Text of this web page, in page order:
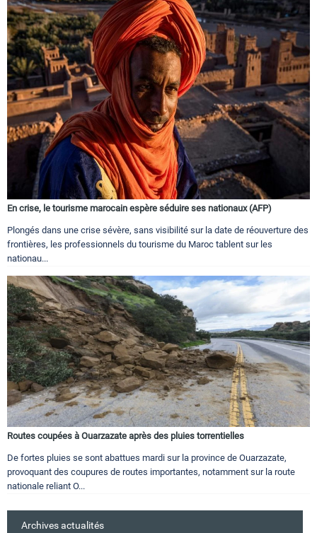
En crise, le tourisme marocain espère séduire ses nationaux (AFP)
Plongés dans une crise sévère, sans visibilité sur la date de réouverture des
frontières, les professionnels du tourisme du Maroc tablent sur les
nationau...
Routes coupées à Ouarzazate après des pluies torrentielles
De fortes pluies se sont abattues mardi sur la province de Ouarzazate,
provoquant des coupures de routes importantes, notamment sur la route
nationale reliant O...
Archives actualités